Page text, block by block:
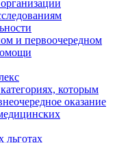
и первоочередном
которым
оказание
льготах